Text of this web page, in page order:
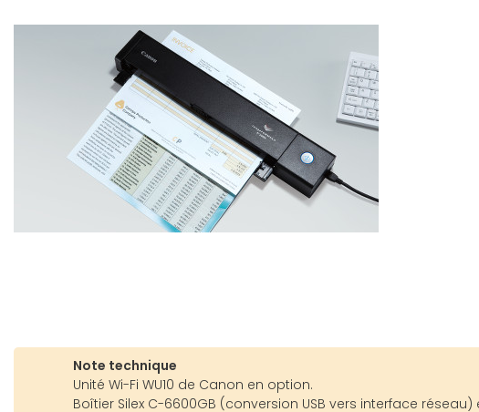
Note technique
Unité Wi-Fi WU10 de Canon en option.
Boîtier Silex C-6600GB (conversion USB vers interface réseau)